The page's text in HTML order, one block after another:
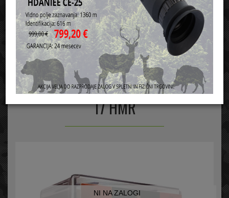
Domov Strelivo
Malokalibrsko strelivo (MK)
17 HMR
Razvrsti po: ceni nazivu
17 HMR
NI NA ZALOGI